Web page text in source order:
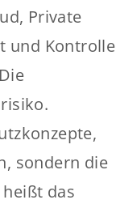
Private
und Kontrolle
sondern die
das